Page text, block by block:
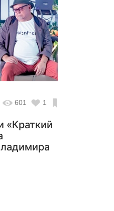
601 1
«Краткий